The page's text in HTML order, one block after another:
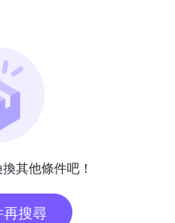
其他條件吧！
搜尋